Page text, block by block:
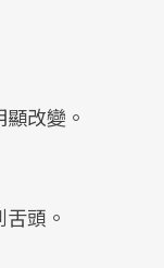
改變。
頭。